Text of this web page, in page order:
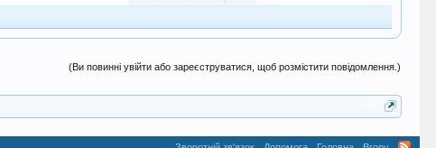
(Ви повинні увійти або зареєструватися, щоб розмістити повідомлення.)